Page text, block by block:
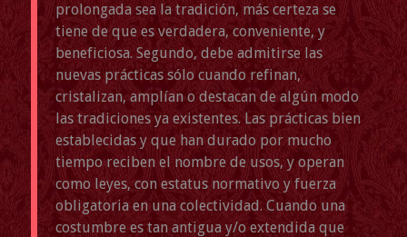
prolongada sea la tradición, más certeza se
tiene de que es verdadera, conveniente, y
beneficiosa. Segundo, debe admitirse las
nuevas prácticas sólo cuando refinan,
cristalizan, amplían o destacan de algún modo
las tradiciones ya existentes. Las prácticas bien
establecidas y que han durado por mucho
tiempo reciben el nombre de usos, y operan
como leyes, con estatus normativo y fuerza
obligatoria en una colectividad. Cuando una
costumbre es tan antigua y/o extendida que